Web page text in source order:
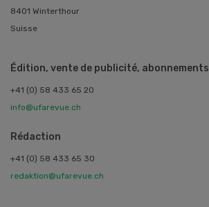
8401 Winterthour
Suisse
Édition, vente de publicité, abonnements
+41 (0) 58 433 65 20
info@ufarevue.ch
Rédaction
+41 (0) 58 433 65 30
redaktion@ufarevue.ch